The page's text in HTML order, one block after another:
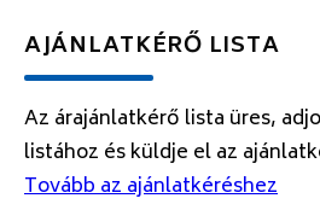
AJÁNLATKÉRŐ LISTA
Az árajánlatkérő lista üres,
listához és küldje el az
Tovább az ajánlatkéréshez